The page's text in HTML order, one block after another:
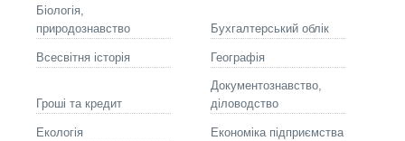
Біологія,
природознавство
Бухгалтерський облік
Всесвітня історія Географія
Гроші та кредит
Документознавство,
діловодство
Екологія Економіка підприємства